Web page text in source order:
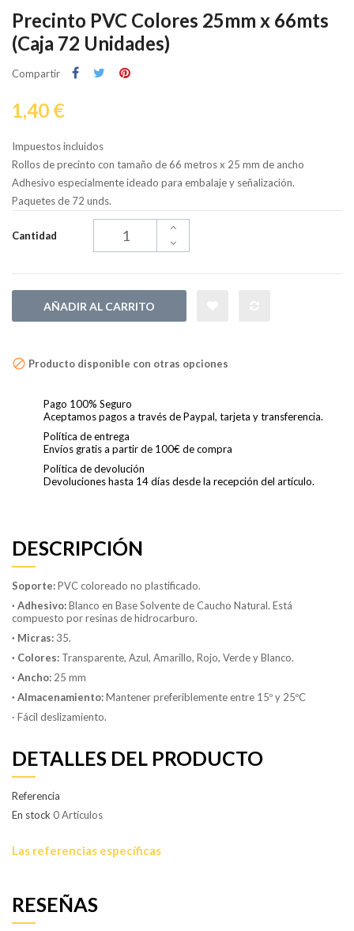
Precinto PVC Colores 25mm x 66mts
(Caja 72 Unidades)
Compartir
1,40 €
Impuestos incluidos
Rollos de precinto con tamaño de 66 metros x 25 mm de ancho
Adhesivo especialmente ideado para embalaje y señalización.
Paquetes de 72 unds.
Cantidad
AÑADIR AL CARRITO
Producto disponible con otras opciones
Pago 100% Seguro
Aceptamos pagos a través de Paypal, tarjeta y transferencia.
Política de entrega
Envíos gratis a partir de 100€ de compra
Política de devolución
Devoluciones hasta 14 días desde la recepción del artículo.
DESCRIPCIÓN
Soporte:PVC coloreado no plastificado.
· Adhesivo:Blanco en Base Solvente de Caucho Natural. Está
compuesto por resinas de hidrocarburo.
· Micras: 35.
· Colores: Transparente, Azul, Amarillo, Rojo, Verde y Blanco.
· Ancho: 25 mm
· Almacenamiento:Mantener preferiblemente entre 15º y 25ºC
· Fácil deslizamiento.
DETALLES DEL PRODUCTO
Referencia
En stock0 Artículos
Las referencias específicas
RESEÑAS